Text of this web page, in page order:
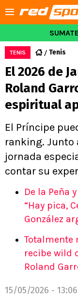
TENIS Tenis
El 2026 de
Roland
espiritual
El Príncipe
ranking. Junto
jornada
contar su
De la Peña
“Hay pica,
González
Totalmente
recibe wild
Roland
15/05/2026 -